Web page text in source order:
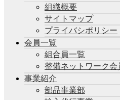
組織概要
サイトマップ
プライバシポリシー
会員一覧
組合員一覧
整備ネットワーク会
事業紹介
部品事業部